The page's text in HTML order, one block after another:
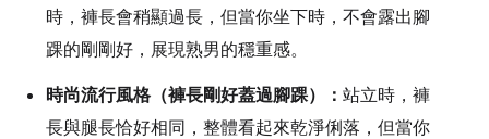
時，褲長會稍顯過長，但當你坐下時，不會露出腳
踝的剛剛好，展現熟男的穩重感。
時尚流行風格（褲長剛好蓋過腳踝）： 站立時，褲
長與腿長恰好相同，整體看起來乾淨俐落，但當你